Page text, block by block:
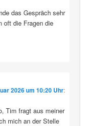
das Gespräch sehr
oft die Fragen die
2026 um 10:20 Uhr:
Tim fragt aus meiner
mich an der Stelle